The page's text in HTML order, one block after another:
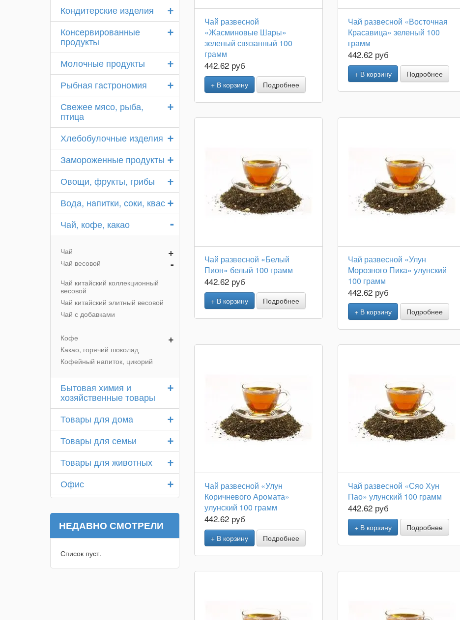
Чай развесной
«Жасминовые Шары»
зеленый связанный 100
грамм
442.62 руб
+ В корзину Подробнее
Чай развесной «Восточная
Красавица» зеленый 100
грамм
442.62 руб
+ В корзину Подробнее
Чай развесной «Белый
Пион» белый 100 грамм
442.62 руб
+ В корзину Подробнее
Чай развесной «Улун
Морозного Пика» улунский
100 грамм
442.62 руб
+ В корзину Подробнее
Чай развесной «Улун
Коричневого Аромата»
улунский 100 грамм
442.62 руб
+ В корзину Подробнее
Чай развесной «Сяо Хун
Пао» улунский 100 грамм
442.62 руб
+ В корзину Подробнее
+
Кондитерские изделия
+
Консервированные
продукты
+
Молочные продукты
+
Рыбная гастрономия
+
Свежее мясо, рыба,
птица
+
Хлебобулочные изделия
+
Замороженные продукты
+
Овощи, фрукты, грибы
+
Вода, напитки, соки, квас
-
Чай, кофе, какао
+
Чай
-
Чай весовой
Чай китайский коллекционный
весовой
Чай китайский элитный весовой
Чай с добавками
+
Кофе
Какао, горячий шоколад
Кофейный напиток, цикорий
+
Бытовая химия и
хозяйственные товары
+
Товары для дома
+
Товары для семьи
+
Товары для животных
+
Офис
НЕДАВНО СМОТРЕЛИ
Список пуст.